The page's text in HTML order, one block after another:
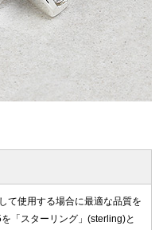
て使用する場合に最適な品質を
「スターリング」(sterling)と